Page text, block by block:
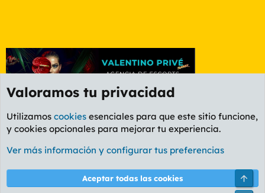
Etiquetas
Cookies
PL OLDSTYLE AMARILLO
Términos y reglas Política de privacidad Ayuda
Valoramos tu privacidad
Utilizamos cookies esenciales para que este sitio funcione,
y cookies opcionales para mejorar tu experiencia.
Ver más información y configurar tus preferencias
Aceptar todas las cookies